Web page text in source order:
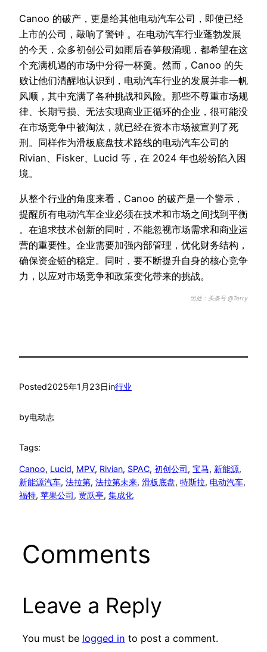
Canoo 的破产，更是给其他电动汽车公司，即使已经
上市的公司，敲响了警钟 。在电动汽车行业蓬勃发展
的今天，众多初创公司如雨后春笋般涌现，都希望在这
个充满机遇的市场中分得一杯羹。然而，Canoo 的失
败让他们清醒地认识到，电动汽车行业的发展并非一帆
风顺，其中充满了各种挑战和风险。那些不尊重市场规
律、长期亏损、无法实现商业正循环的企业，很可能没
在市场竞争中被淘汰，就已经在资本市场被宣判了死
刑。同样作为滑板底盘技术路线的电动汽车公司的
Rivian、Fisker、Lucid 等，在 2024 年也纷纷陷入困
境。
从整个行业的角度来看，Canoo 的破产是一个警示，
提醒所有电动汽车企业必须在技术和市场之间找到平衡
。在追求技术创新的同时，不能忽视市场需求和商业运
营的重要性。企业需要加强内部管理，优化财务结构，
确保资金链的稳定。同时，要不断提升自身的核心竞争
力，以应对市场竞争和政策变化带来的挑战。
出处：头条号 @Terry
Posted2025年1月23日in行业
by电动志
Tags:
Canoo, Lucid, MPV, Rivian, SPAC, 初创公司, 宝马, 新能源
新能源汽车, 法拉第, 法拉第未来, 滑板底盘, 特斯拉, 电动汽车
福特, 苹果公司, 贾跃亭, 集成化
Comments
Leave a Reply
You must be logged in to post a comment.